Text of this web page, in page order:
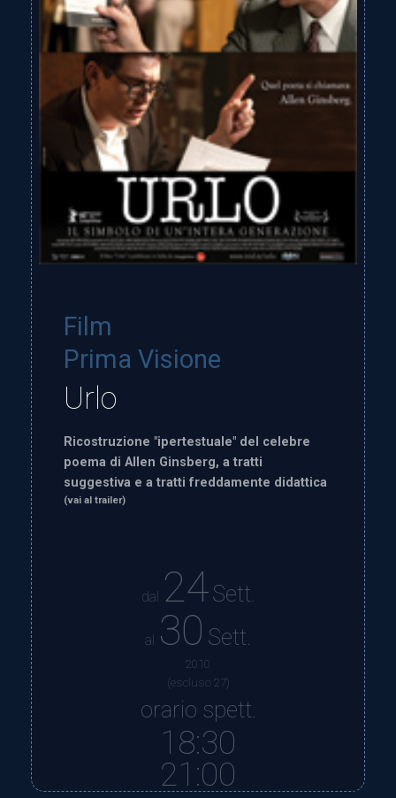
Film
Prima Visione
Urlo
Ricostruzione "ipertestuale" del celebre
poema di Allen Ginsberg, a tratti
suggestiva e a tratti freddamente didattica
(vai al trailer)
dal 24Sett.
al 30 Sett.
2010
(escluso 27)
orario spett.
18:30
21:00